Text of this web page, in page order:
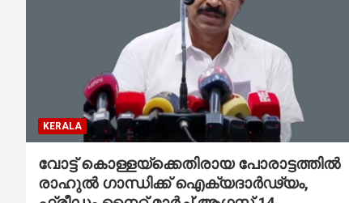
KERALA
വോട്ട് കൊള്ളയ്ക്കെതിരായ പോരാട്ടത്തില്‍
രാഹുല്‍ ഗാന്ധിക്ക് ഐക്യദാര്‍ഢ്യം,